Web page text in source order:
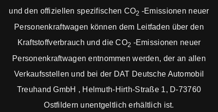
und den offiziellen spezifischen CO2 -Emissionen neuer
Personenkraftwagen können dem Leitfaden über den
Kraftstoffverbrauch und die CO2 -Emissionen neuer
Personenkraftwagen entnommen werden, der an allen
Verkaufsstellen und bei der DAT Deutsche Automobil
Treuhand GmbH , Helmuth-Hirth-Straße 1, D-73760
Ostfildern unentgeltlich erhältlich ist.